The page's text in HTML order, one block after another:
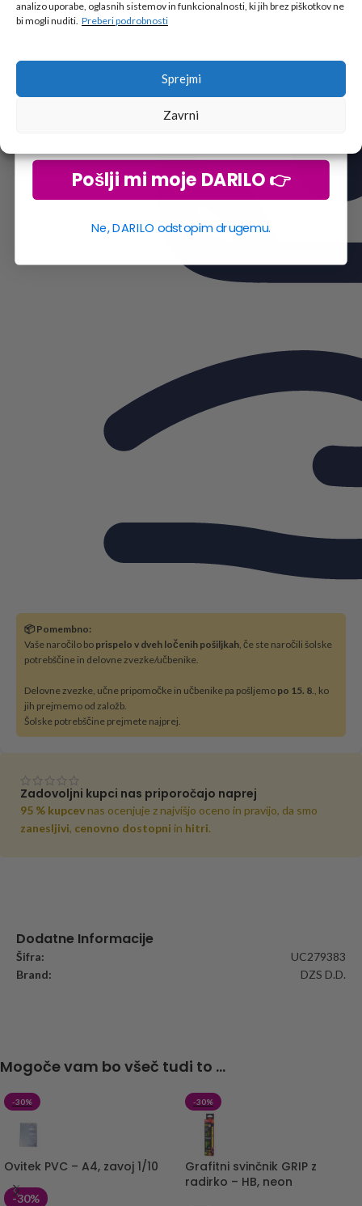
analizo uporabe, oglasnih sistemov in funkcionalnosti, ki jih brez piškotkov ne
bi mogli nuditi. Preberi podrobnosti
Sprejmi
Zavrni
📦 Pomembno:
Vaše naročilo bo prispelo v dveh ločenih pošiljkah, če ste naročili šolske
potrebščine in delovne zvezke/učbenike.
Delovne zvezke, učne pripomočke in učbenike pa pošljemo po 15. 8., ko
jih prejmemo od založb.
Šolske potrebščine prejmete najprej.
Zadovoljni kupci nas priporočajo naprej
95 % kupcev nas ocenjuje z najvišjo oceno in pravijo, da smo
zanesljivi, cenovno dostopni in hitri.
Dodatne Informacije
Šifra:
UC279383
Brand:
DZS D.D.
Mogoče vam bo všeč tudi to ...
-30%
Ovitek PVC – A4, zavoj 1/10
-30%
-30%
Grafitni svinčnik GRIP z
radirko – HB, neon
Vpiši podatke za prejem darila
Pošlji mi moje DARILO 👉
Ne, DARILO odstopim drugemu.